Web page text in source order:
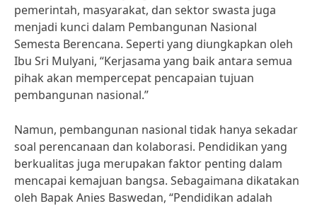
pemerintah, masyarakat, dan sektor swasta juga
menjadi kunci dalam Pembangunan Nasional
Semesta Berencana. Seperti yang diungkapkan oleh
Ibu Sri Mulyani, “Kerjasama yang baik antara semua
pihak akan mempercepat pencapaian tujuan
pembangunan nasional.”
Namun, pembangunan nasional tidak hanya sekadar
soal perencanaan dan kolaborasi. Pendidikan yang
berkualitas juga merupakan faktor penting dalam
mencapai kemajuan bangsa. Sebagaimana dikatakan
oleh Bapak Anies Baswedan, “Pendidikan adalah